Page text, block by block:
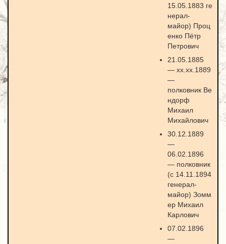
15.05.1883 ге
нерал-
майор) Проц
енко Пётр
Петрович
21.05.1885
— хх.хх.1889
—
полковник Ве
ндорф
Михаил
Михайлович
30.12.1889
—
06.02.1896
— полковник
(c 14.11.1894
генерал-
майор) Зомм
ер Михаил
Карлович
07.02.1896
—